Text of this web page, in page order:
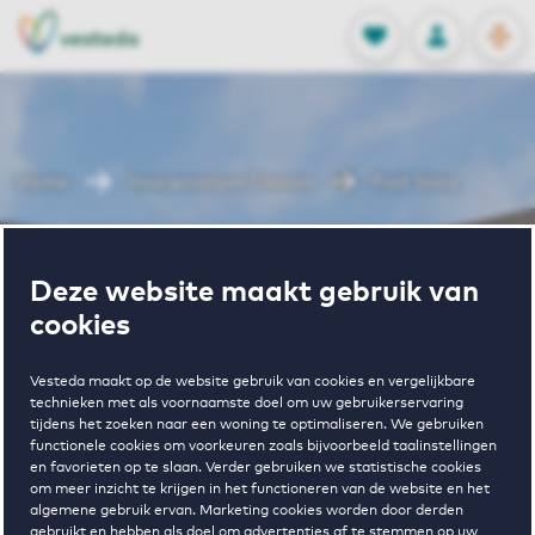
Deze website maakt gebruik van
cookies
Vesteda maakt op de website gebruik van cookies en vergelijkbare
technieken met als voornaamste doel om uw gebruikerservaring
tijdens het zoeken naar een woning te optimaliseren. We gebruiken
functionele cookies om voorkeuren zoals bijvoorbeeld taalinstellingen
en favorieten op te slaan. Verder gebruiken we statistische cookies
om meer inzicht te krijgen in het functioneren van de website en het
algemene gebruik ervan. Marketing cookies worden door derden
FAVORIETEN
Opgeslagen
INLOGGEN
NL
EN
Wonen in Punt
Sniep
Regelmatig beschikbaar